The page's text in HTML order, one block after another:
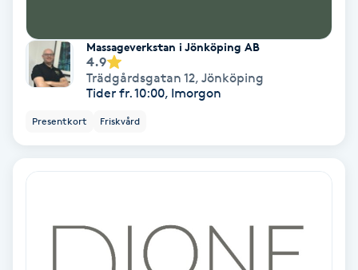
NBE-massage
Ny frisyr
Olaplexbehandling
Massageverkstan i Jönköping AB
4.9
Trädgårdsgatan 12, Jönköping
Tider fr. 10:00, Imorgon
Presentkort Friskvård